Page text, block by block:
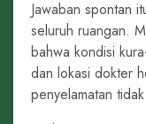
Jawaban spontan
seluruh ruangan.
bahwa kondisi
dan lokasi dokter
penyelamatan